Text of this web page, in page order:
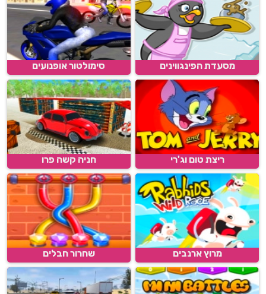
מסעדת הפינגווינים סימולטור אופנועים
ריצת טום וג'רי חניה קשה פרו
מרוץ ארנבים שחרור חבלים